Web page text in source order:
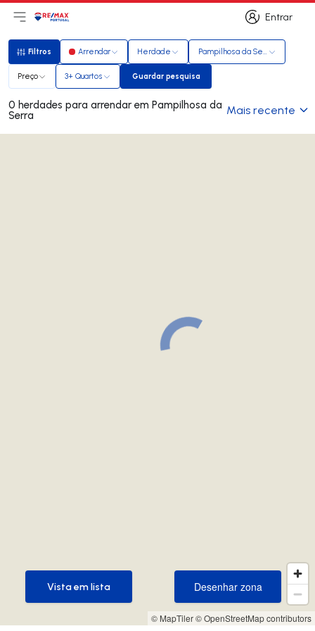
Entrar
Entrar
Abri menu principal
LogoIr para página inicial
Filtros
Filtros Arrendar Herdade Pampilhosa da Serra
Preço 3+ Quartos Guardar pesquisa
Guardar pesquisa
0 herdades para arrendar em Pampilhosa da
Serra Mais recente
© MapTiler© OpenStreetMap contributors
Desenhar zona
Desenhar zona
Vista em lista
Vista em lista